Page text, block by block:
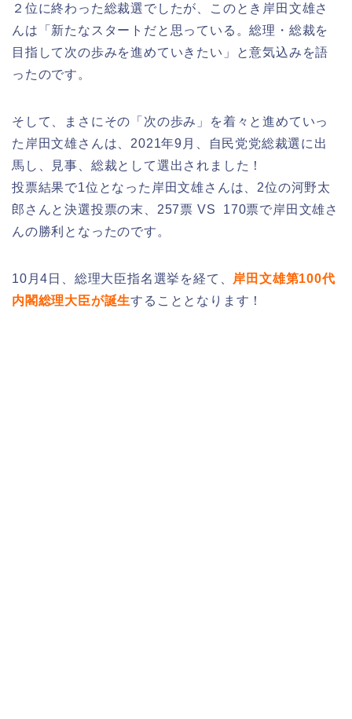
２位に終わった総裁選でしたが、このとき岸田文雄さ
んは「新たなスタートだと思っている。総理・総裁を
目指して次の歩みを進めていきたい」と意気込みを語
ったのです。
そして、まさにその「次の歩み」を着々と進めていっ
た岸田文雄さんは、2021年9月、自民党党総裁選に出
馬し、見事、総裁として選出されました！
投票結果で1位となった岸田文雄さんは、2位の河野太
郎さんと決選投票の末、257票 VS 170票で岸田文雄さ
んの勝利となったのです。
10月4日、総理大臣指名選挙を経て、 岸田文雄第100代
内閣総理大臣が誕生することとなります！